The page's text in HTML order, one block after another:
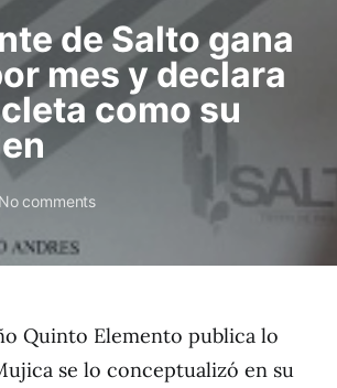
de Salto gana
mes y declara
como su
No comments
Quinto Elemento publica lo
se lo conceptualizó en su